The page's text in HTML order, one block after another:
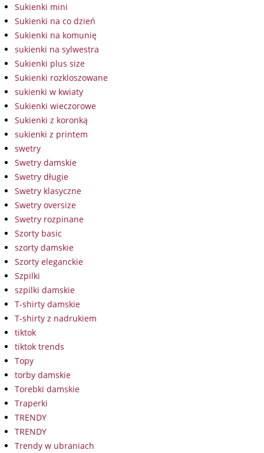
Sukienki mini
Sukienki na co dzień
Sukienki na komunię
sukienki na sylwestra
Sukienki plus size
Sukienki rozkloszowane
sukienki w kwiaty
Sukienki wieczorowe
Sukienki z koronką
sukienki z printem
swetry
Swetry damskie
Swetry długie
Swetry klasyczne
Swetry oversize
Swetry rozpinane
Szorty basic
szorty damskie
Szorty eleganckie
Szpilki
szpilki damskie
T-shirty damskie
T-shirty z nadrukiem
tiktok
tiktok trends
Topy
torby damskie
Torebki damskie
Traperki
TRENDY
TRENDY
Trendy w ubraniach